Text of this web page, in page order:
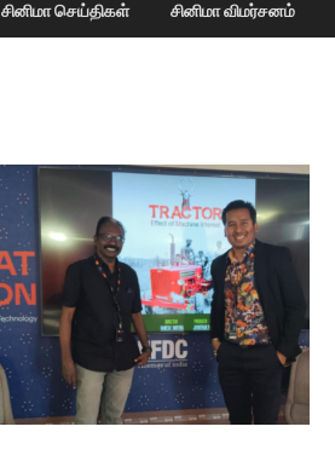
சினிமா செய்திகள் சினிமா விமர்சனம்